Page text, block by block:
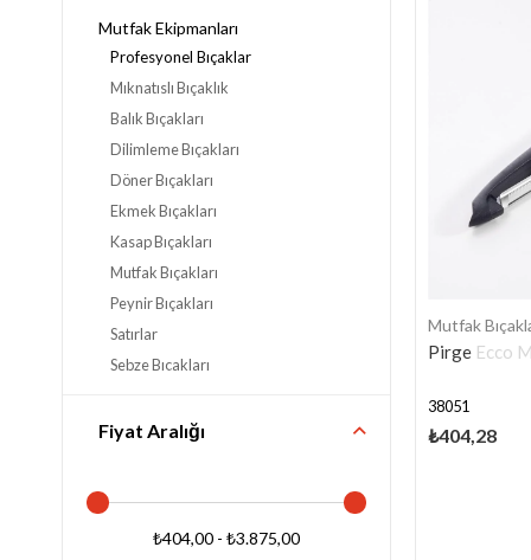
Mutfak Ekipmanları
Profesyonel Bıçaklar
Mıknatıslı Bıçaklık
Balık Bıçakları
Dilimleme Bıçakları
Döner Bıçakları
Ekmek Bıçakları
Kasap Bıçakları
Mutfak Bıçakları
Peynir Bıçakları
Satırlar
Sebze Bıçakları
Şef Bıçakları
Yardımcı Mutfak Ekipmanları
Fiyat Aralığı
₺404,00 - ₺3.875,00
Mutfak
Pirge Ecco
38051
₺404,28